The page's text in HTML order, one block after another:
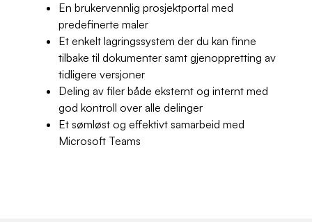
En brukervennlig prosjektportal med
predefinerte maler
Et enkelt lagringssystem der du kan finne
tilbake til dokumenter samt gjenoppretting av
tidligere versjoner
Deling av filer både eksternt og internt med
god kontroll over alle delinger
Et sømløst og effektivt samarbeid med
Microsoft Teams